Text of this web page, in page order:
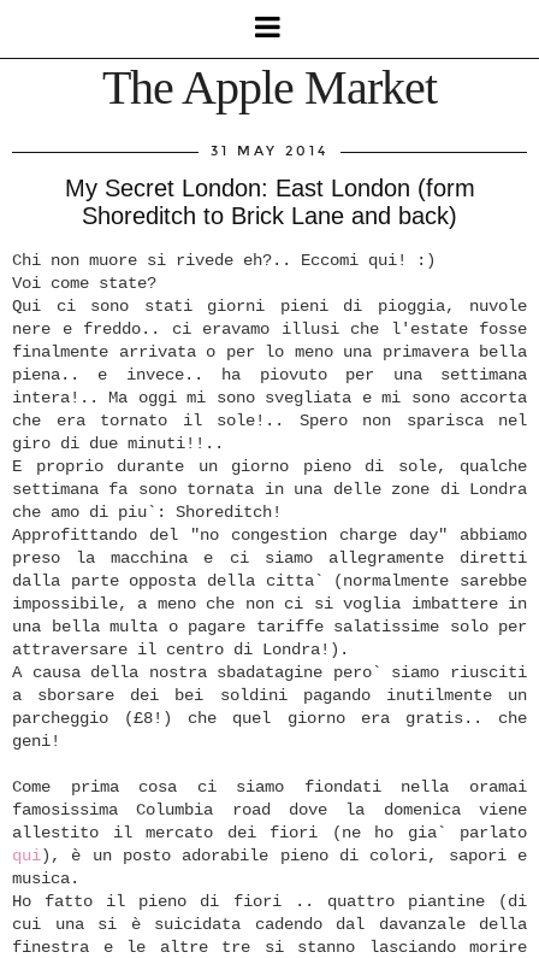
The Apple Market
31 MAY 2014
My Secret London: East London (form
Shoreditch to Brick Lane and back)
Chi non muore si rivede eh?.. Eccomi qui! :)
Voi come state?
Qui ci sono stati giorni pieni di pioggia, nuvole
nere e freddo.. ci eravamo illusi che l'estate fosse
finalmente arrivata o per lo meno una primavera bella
piena.. e invece.. ha piovuto per una settimana
intera!.. Ma oggi mi sono svegliata e mi sono accorta
che era tornato il sole!.. Spero non sparisca nel
giro di due minuti!!..
E proprio durante un giorno pieno di sole, qualche
settimana fa sono tornata in una delle zone di Londra
che amo di piu`: Shoreditch!
Approfittando del "no congestion charge day" abbiamo
preso la macchina e ci siamo allegramente diretti
dalla parte opposta della citta` (normalmente sarebbe
impossibile, a meno che non ci si voglia imbattere in
una bella multa o pagare tariffe salatissime solo per
attraversare il centro di Londra!).
A causa della nostra sbadatagine pero` siamo riusciti
a sborsare dei bei soldini pagando inutilmente un
parcheggio (£8!) che quel giorno era gratis.. che
geni!
Come prima cosa ci siamo fiondati nella oramai
famosissima Columbia road dove la domenica viene
allestito il mercato dei fiori (ne ho gia` parlato
qui), è un posto adorabile pieno di colori, sapori e
musica.
Ho fatto il pieno di fiori .. quattro piantine (di
cui una si è suicidata cadendo dal davanzale della
finestra e le altre tre si stanno lasciando morire